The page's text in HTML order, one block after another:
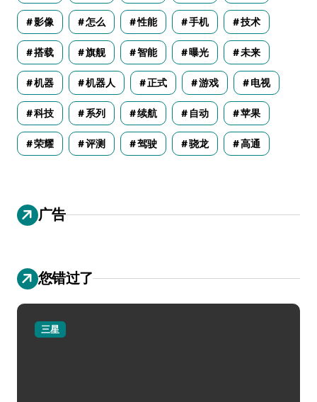
影像 怎么 性能 手机 技术
搭载 旗舰 智能 曝光 未来
机器 机器人 正式 游戏 电视
科技 系列 续航 自动 苹果
荣耀 评测 驾驶 骁龙 高通
广告
您错过了
三星